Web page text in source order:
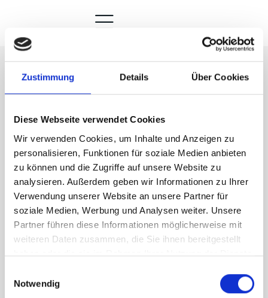
Zustimmung Details Über Cookies
Diese Webseite verwendet Cookies
Wir verwenden Cookies, um Inhalte und Anzeigen zu
personalisieren, Funktionen für soziale Medien anbieten
zu können und die Zugriffe auf unsere Website zu
analysieren. Außerdem geben wir Informationen zu Ihrer
Verwendung unserer Website an unsere Partner für
soziale Medien, Werbung und Analysen weiter. Unsere
Partner führen diese Informationen möglicherweise mit
weiteren Daten zusammen, die Sie ihnen bereitgestellt
haben oder die sie im Rahmen Ihrer Nutzung der Dienste
Notwendig
AirParkOne is an investor and
operator in European airport
car parking